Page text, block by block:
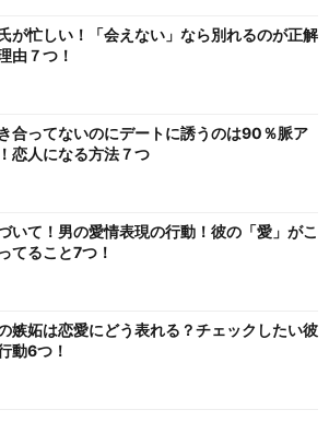
が忙しい！「会えない」なら別れるのが正解
由７つ！
合ってないのにデートに誘うのは90％脈ア
恋人になる方法７つ
いて！男の愛情表現の行動！彼の「愛」がこ
てること7つ！
嫉妬は恋愛にどう表れる？チェックしたい彼
動6つ！